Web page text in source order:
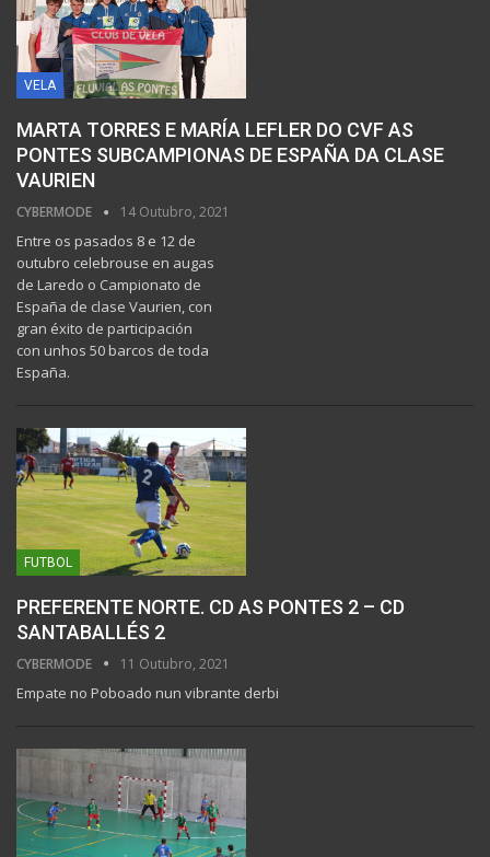
VELA
MARTA TORRES E MARÍA LEFLER DO CVF AS
PONTES SUBCAMPIONAS DE ESPAÑA DA CLASE
VAURIEN
CYBERMODE 14 Outubro, 2021
Entre os pasados 8 e 12 de
outubro celebrouse en augas
de Laredo o Campionato de
España de clase Vaurien, con
gran éxito de participación
con unhos 50 barcos de toda
España.
FUTBOL
PREFERENTE NORTE. CD AS PONTES 2 – CD
SANTABALLÉS 2
CYBERMODE 11 Outubro, 2021
Empate no Poboado nun vibrante derbi